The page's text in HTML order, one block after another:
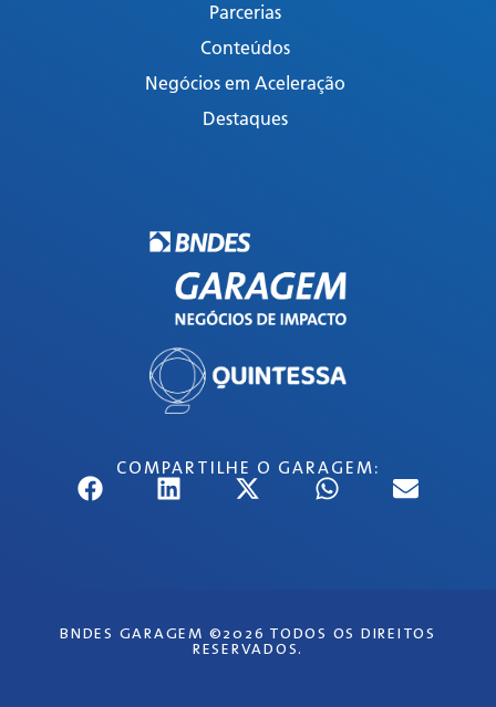
COMPARTILHE O GARAGEM:
Parcerias
Conteúdos
Negócios em Aceleração
Destaques
BNDES GARAGEM ©2026 TODOS OS DIREITOS
RESERVADOS.